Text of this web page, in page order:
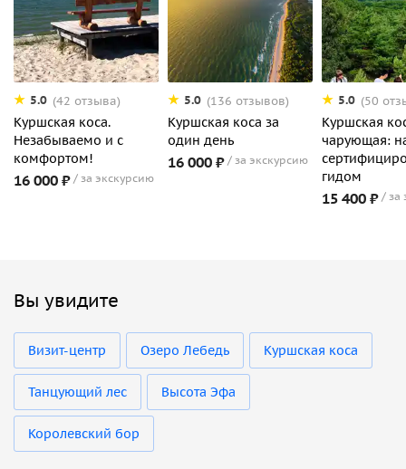
5.0 (42 отзыва)
Куршская коса.
Незабываемо и с
комфортом!
16 000 ₽ за экскурсию
5.0 (136 отзывов)
Куршская коса за
один день
16 000 ₽ за экскурсию
5.0 (50
Куршская
чарующая:
гидом
15 400 ₽ за
Вы увидите
Визит-центр Озеро Лебедь Куршская коса
Танцующий лес Высота Эфа
Королевский бор